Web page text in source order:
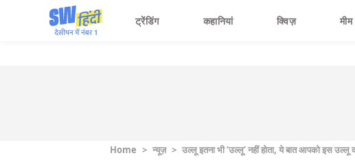
ट्रेंडिंग कहानियां क्विज़
Home > न्यूज़ > उल्लू इतना भी ‘उल्लू’ नहीं होता, ये बात आपको इस